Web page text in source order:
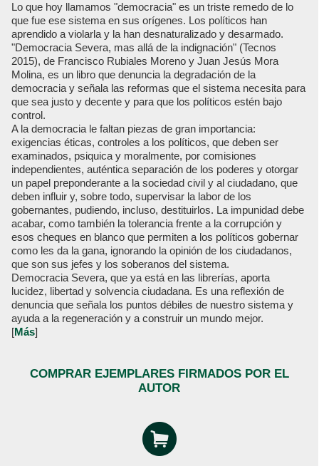
Lo que hoy llamamos "democracia" es un triste remedo de lo
que fue ese sistema en sus orígenes. Los políticos han
aprendido a violarla y la han desnaturalizado y desarmado.
"Democracia Severa, mas allá de la indignación" (Tecnos
2015), de Francisco Rubiales Moreno y Juan Jesús Mora
Molina, es un libro que denuncia la degradación de la
democracia y señala las reformas que el sistema necesita para
que sea justo y decente y para que los políticos estén bajo
control.
A la democracia le faltan piezas de gran importancia:
exigencias éticas, controles a los políticos, que deben ser
examinados, psiquica y moralmente, por comisiones
independientes, auténtica separación de los poderes y otorgar
un papel preponderante a la sociedad civil y al ciudadano, que
deben influir y, sobre todo, supervisar la labor de los
gobernantes, pudiendo, incluso, destituirlos. La impunidad debe
acabar, como también la tolerancia frente a la corrupción y
esos cheques en blanco que permiten a los políticos gobernar
como les da la gana, ignorando la opinión de los ciudadanos,
que son sus jefes y los soberanos del sistema.
Democracia Severa, que ya está en las librerías, aporta
lucidez, libertad y solvencia ciudadana. Es una reflexión de
denuncia que señala los puntos débiles de nuestro sistema y
ayuda a la regeneración y a construir un mundo mejor.
[Más]
COMPRAR EJEMPLARES FIRMADOS POR EL
AUTOR